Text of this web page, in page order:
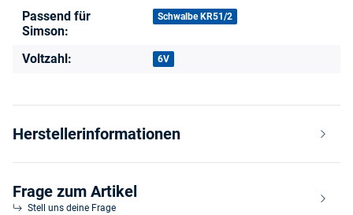
Produkteigenschaft
Wert
Passend für
Simson:
Schwalbe KR51/2
Voltzahl: 6V
Herstellerinformationen
Frage zum Artikel
Stell uns deine Frage